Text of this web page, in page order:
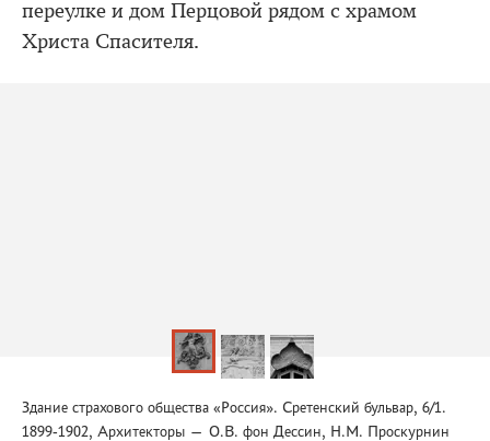
переулке и дом Перцовой рядом с храмом
Христа Спасителя.
Здание страхового общества «Россия». Сретенский бульвар, 6/1.
1899-1902, Архитекторы — О.В. фон Дессин, Н.М. Проскурнин